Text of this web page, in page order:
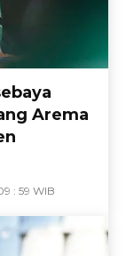
Arema
: 59 WIB